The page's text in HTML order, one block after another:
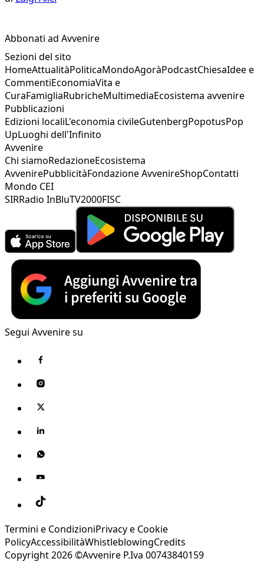
Abbonati ad Avvenire
Sezioni del sito
HomeAttualitàPoliticaMondoAgoràPodcastChiesaIdee e
CommentiEconomiaVita e
CuraFamigliaRubricheMultimediaEcosistema avvenire
Pubblicazioni
Edizioni localiL'economia civileGutenbergPopotusPop
UpLuoghi dell'Infinito
Avvenire
Chi siamoRedazioneEcosistema
AvvenirePubblicitàFondazione AvvenireShopContatti
Mondo CEI
SIRRadio InBluTV2000FISC
Segui Avvenire su
Termini e CondizioniPrivacy e Cookie
PolicyAccessibilitàWhistleblowingCredits
Copyright 2026 ©Avvenire P.Iva 00743840159